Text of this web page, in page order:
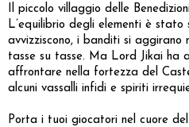
Il piccolo villaggio delle
L’equilibrio degli elementi è stato
avvizziscono, i banditi si aggirano
tasse su tasse. Ma Lord Jikai ha
affrontare nella fortezza del
alcuni vassalli infidi e spiriti
Porta i tuoi giocatori nel cuore